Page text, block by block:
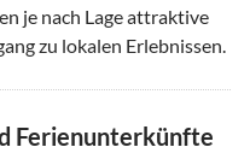
je nach Lage attraktive
zu lokalen Erlebnissen.
Ferienunterkünfte